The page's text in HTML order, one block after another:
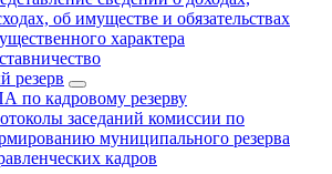
об имуществе и обязательствах
характера
резерв
по кадровому резерву
заседаний комиссии по
муниципального резерва
кадров